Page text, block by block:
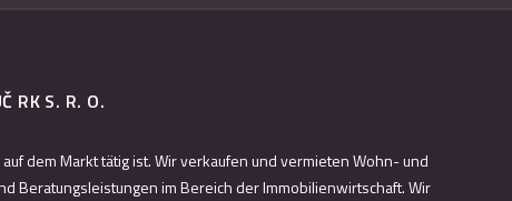
RK S. R. O.
dem Markt tätig ist. Wir verkaufen und vermieten Wohn- und
Beratungsleistungen im Bereich der Immobilienwirtschaft. Wir